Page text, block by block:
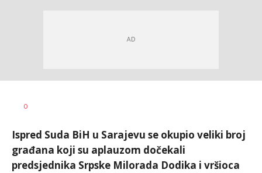
AUTOR
0
Ispred Suda BiH u Sarajevu se okupio veliki broj
građana koji su aplauzom dočekali
predsjednika Srpske Milorada Dodika i vršioca